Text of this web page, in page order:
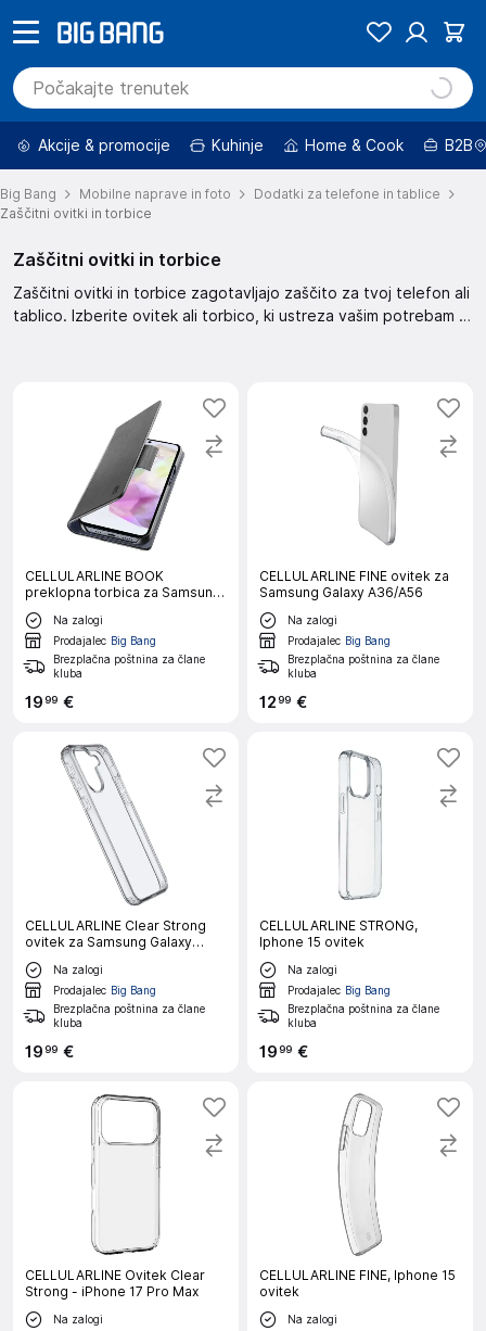
Akcije & promocije Kuhinje Home & Cook B2B
Big Bang Mobilne naprave in foto
Dodatki za telefone in tablice
Zaščitni ovitki in torbice
Zaščitni ovitki in torbice
Zaščitni ovitki in torbice zagotavljajo zaščito za tvoj telefon ali
tablico. Izberite ovitek ali torbico, ki ustreza vašim potrebam in
CELLULARLINE BOOK
preklopna torbica za Samsung
Galaxy A36/A56
Na zalogi
Prodajalec Big Bang
Brezplačna poštnina za člane
kluba
1999 €
CELLULARLINE FINE ovitek za
Samsung Galaxy A36/A56
Na zalogi
Prodajalec Big Bang
Brezplačna poštnina za člane
kluba
1299 €
CELLULARLINE Clear Strong
ovitek za Samsung Galaxy
A36/A56
Na zalogi
Prodajalec Big Bang
Brezplačna poštnina za člane
kluba
1999 €
CELLULARLINE STRONG,
Iphone 15 ovitek
Na zalogi
Prodajalec Big Bang
Brezplačna poštnina za člane
kluba
1999 €
CELLULARLINE Ovitek Clear
Strong - iPhone 17 Pro Max
Na zalogi
CELLULARLINE FINE, Iphone 15
ovitek
Na zalogi